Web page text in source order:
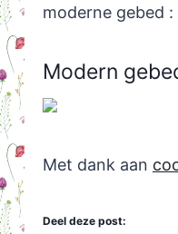
moderne gebed :
Modern
Met dank aan
Deel deze post: